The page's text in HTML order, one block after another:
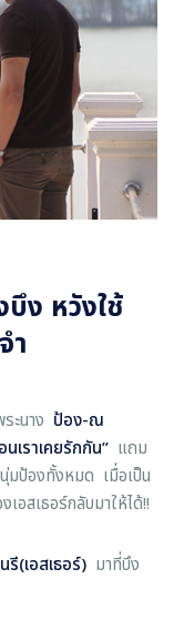
บึง หวังใช้
ำ
ะนาง ป้อง-ณ
นเราเคยรักกัน” แถม
มป้องทั้งหมด เมื่อเป็น
อสเธอร์กลับมาให้ได้!!
รี(เอสเธอร์) มาที่บึง